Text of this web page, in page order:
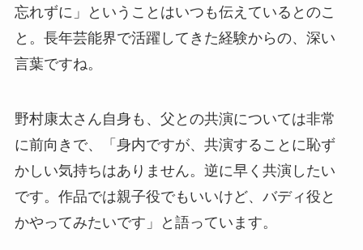
忘れずに」ということはいつも伝えているとのこ
と。長年芸能界で活躍してきた経験からの、深い
言葉ですね。
野村康太さん自身も、父との共演については非常
に前向きで、「身内ですが、共演することに恥ず
かしい気持ちはありません。逆に早く共演したい
です。作品では親子役でもいいけど、バディ役と
かやってみたいです」と語っています。